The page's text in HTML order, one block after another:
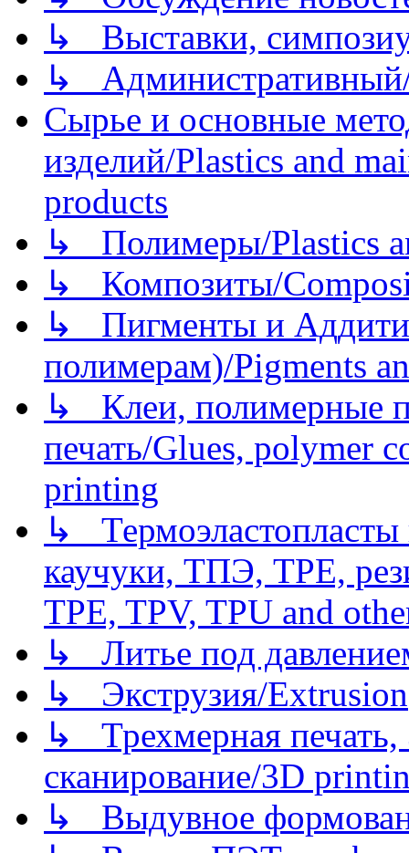
↳ Выставки,
↳
Сырье и основные
изделий/Plastics and
products
↳ Полимеры/Plastics
↳ Композиты/
↳ Пигменты и
полимерам)/Pigments
↳ Клеи, полимерные
печать/Glues, polymer
printing
↳
каучуки, ТПЭ, TPE,
TPE, TPV, TPU and
↳ Литье под
↳ Экструзия/Extrusion
↳ Трехмерная
сканирование/3D
↳ Выдувное